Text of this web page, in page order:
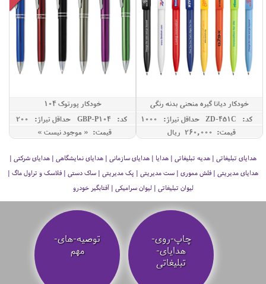
خودکار دیانا گیره منحنی بدنه رنگی
کد: ZD-451C
حداقل تيراژ: 1000
قیمت: 260,000 ريال
خودکار پورتوک 104
کد: GBP-P104
حداقل تيراژ: 200
قیمت: « موجود نیست »
هدایای تبلیغاتی | هدیه تبلیغاتی | هدایا | هدایای سازمانی | هدایای نمایشگاهی | هدایای شرکتی |
هدایای مدیریتی | فلش مموری | ست مدیریتی | پک مدیریتی | ساک دستی | فلاسک و تراول ماگ |
لیوان تبلیغاتی | لیوان سرامیکی | آفتابگیر خودرو
چاپ-روی-
هدایای-
تبلیغاتی
توصیه‌-های-
مهم